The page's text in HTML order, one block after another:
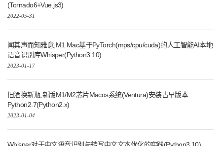
(Tornado6+Vue.js3)
2022-05-31
闻其声而知雅意,M1 Mac基于PyTorch(mps/cpu/cuda)的人工智能AI本地
语音识别库Whisper(Python3.10)
2023-01-17
旧酒换新瓶,新版M1/M2芯片Macos系统(Ventura)安装古早版本
Python2.7(Python2.x)
2023-01-04